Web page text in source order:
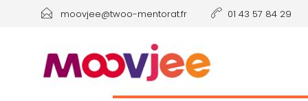
moovjee@twoo-mentorat.fr 01 43 57 84 29